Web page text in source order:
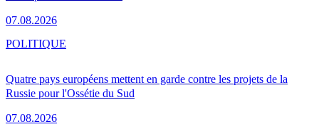
07.08.2026
Quatre pays européens mettent en garde contre les projets de la
Russie pour l'Ossétie du Sud
07.08.2026
POLITIQUE